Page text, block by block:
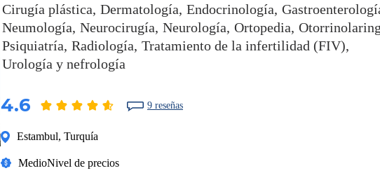
Cirugía plástica Dermatología Endocrinología
Neumología Neurocirugía Neurología Ortopedia
Psiquiatría Radiología Tratamiento de la infertilidad (FIV)
Urología y nefrología
4.6 9 reseñas
Estambul, Turquía
MedioNivel de precios